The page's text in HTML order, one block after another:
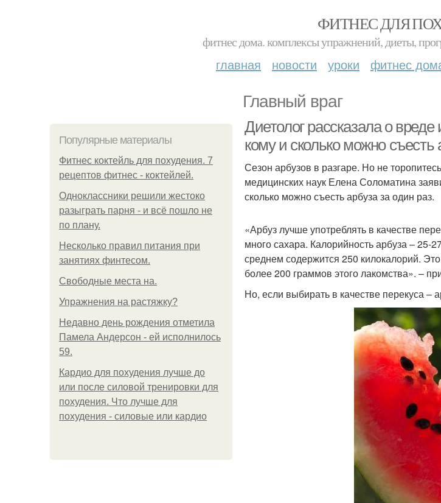
ФИТНЕС ДЛЯ
фитнес дома. комплексы упражнений, диеты,
главная новости уроки фитнес
Главный враг
Популярные материалы
Фитнес коктейль для похудения. 7
рецептов фитнес - коктейлей.
Одноклассники решили жестоко
разыграть парня - и всё пошло не
по плану.
Несколько правил питания при
занятиях финтесом.
Свободные места на.
Упражнения на растяжку?
Недавно день рождения отметила
Памела Андерсон - ей исполнилось
59.
Кардио для похудения лучше до
или после силовой тренировки для
похудения. Что лучше для
похудения - силовые или кардио
Диетолог рассказала о
кому и сколько можно съесть
Сезон арбузов в разгаре. Но не
медицинских наук Елена Соломатина
сколько можно съесть арбуза за один раз.
«Арбуз лучше употреблять в качестве
много сахара. Калорийность арбуза – 25-
среднем содержится 250 килокалорий.
более 200 граммов этого лакомства». –
Но, если выбирать в качестве перекуса –